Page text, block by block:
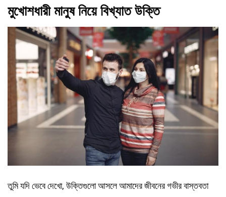
মুখোশধারী মানুষ নিয়ে বিখ্যাত উক্তি
তুমি যদি ভেবে দেখো, উক্তিগুলো আসলে আমাদের জীবনের গভীর বাস্তবতা